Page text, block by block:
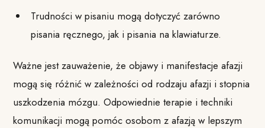
Trudności w pisaniu mogą dotyczyć zarówno
pisania ręcznego, jak i pisania na klawiaturze.
Ważne jest zauważenie, że objawy i manifestacje afazji
mogą się różnić w zależności od rodzaju afazji i stopnia
uszkodzenia mózgu. Odpowiednie terapie i techniki
komunikacji mogą pomóc osobom z afazją w lepszym